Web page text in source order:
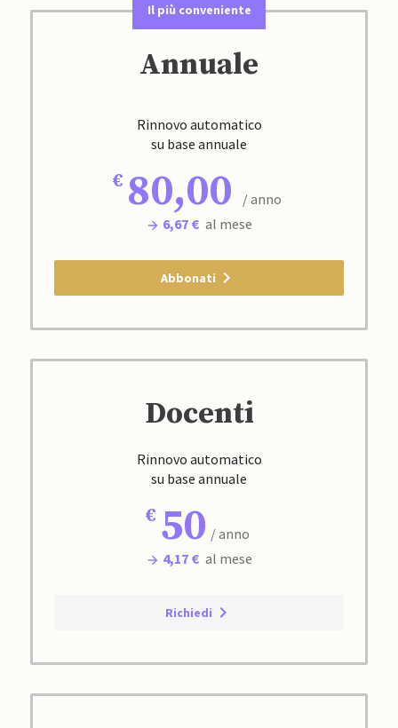
Il più conveniente
Annuale
Rinnovo automatico
su base annuale
80,00
/ anno
6,67 € al mese
Abbonati
Docenti
Rinnovo automatico
su base annuale
50 / anno
4,17 € al mese
Richiedi